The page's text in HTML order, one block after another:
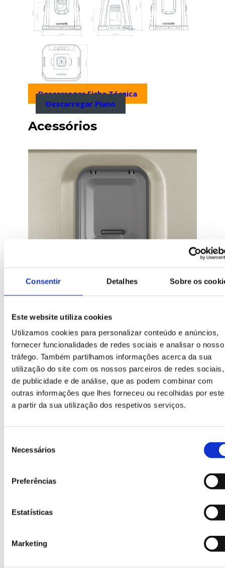
Consentir Detalhes Sobre os
Este website utiliza cookies
Utilizamos cookies para personalizar conteúdo e anúncios,
fornecer funcionalidades de redes sociais e analisar o nosso
tráfego. Também partilhamos informações acerca da sua
utilização do site com os nossos parceiros de redes sociais,
de publicidade e de análise, que as podem combinar com
outras informações que lhes forneceu ou recolhidas por
a partir da sua utilização dos respetivos serviços.
Necessários
Preferências
Estatísticas
Marketing
Descarregar Ficha Técnica
Descarregar Plano
Acessórios
Bocas de depósito
Acessibilidade
maior acessibilidade.